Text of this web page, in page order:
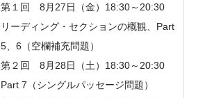
第１回 8月27日（金）18:30～20:30
リーディング・セクションの概観、Part
5、6（空欄補充問題）
第２回 8月28日（土）18:30～20:30
Part 7（シングルパッセージ問題）